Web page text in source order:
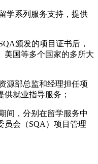
学系列服务支持，提供
颁发的项目证书后，
美国等多个国家的多所大
源部总监和经理担任项
就业指导服务；
间，分别在留学服务中
员会（SQA）项目管理